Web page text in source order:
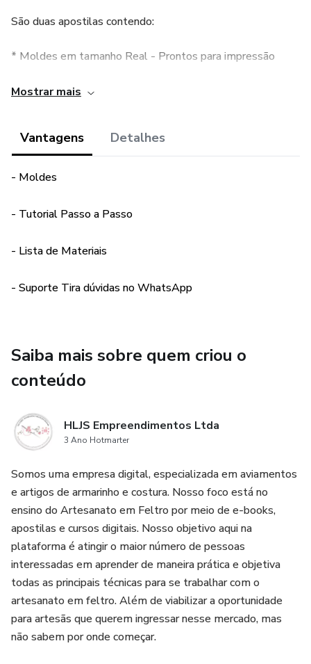
São duas apostilas contendo:
* Moldes em tamanho Real - Prontos para impressão
* Lista de Materiais
* Suporte Exclusivo via WhatsApp
de 20 modelos diferentes de itens personalizados nos
com isso.
Nossas apostilas são feitas pensando em todos os níveis
Mostrar mais
Vantagens Detalhes
- Moldes
- Tutorial Passo a Passo
- Lista de Materiais
- Suporte Tira dúvidas no WhatsApp
Saiba mais sobre quem criou o
conteúdo
HLJS Empreendimentos Ltda
3 Ano Hotmarter
Somos uma empresa digital, especializada em aviamentos
e artigos de armarinho e costura. Nosso foco está no
ensino do Artesanato em Feltro por meio de e-books,
apostilas e cursos digitais. Nosso objetivo aqui na
plataforma é atingir o maior número de pessoas
interessadas em aprender de maneira prática e objetiva
todas as principais técnicas para se trabalhar com o
artesanato em feltro. Além de viabilizar a oportunidade
para artesãs que querem ingressar nesse mercado, mas
não sabem por onde começar.